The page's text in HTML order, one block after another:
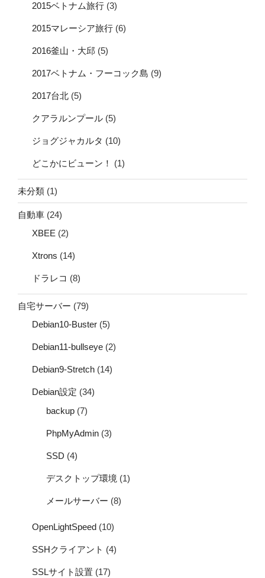
2015ベトナム旅行 (3)
2015マレーシア旅行 (6)
2016釜山・大邱 (5)
2017ベトナム・フーコック島 (9)
2017台北 (5)
クアラルンプール (5)
ジョグジャカルタ (10)
どこかにビューン！ (1)
未分類 (1)
自動車 (24)
XBEE (2)
Xtrons (14)
ドラレコ (8)
自宅サーバー (79)
Debian10-Buster (5)
Debian11-bullseye (2)
Debian9-Stretch (14)
Debian設定 (34)
backup (7)
PhpMyAdmin (3)
SSD (4)
デスクトップ環境 (1)
メールサーバー (8)
OpenLightSpeed (10)
SSHクライアント (4)
SSLサイト設置 (17)